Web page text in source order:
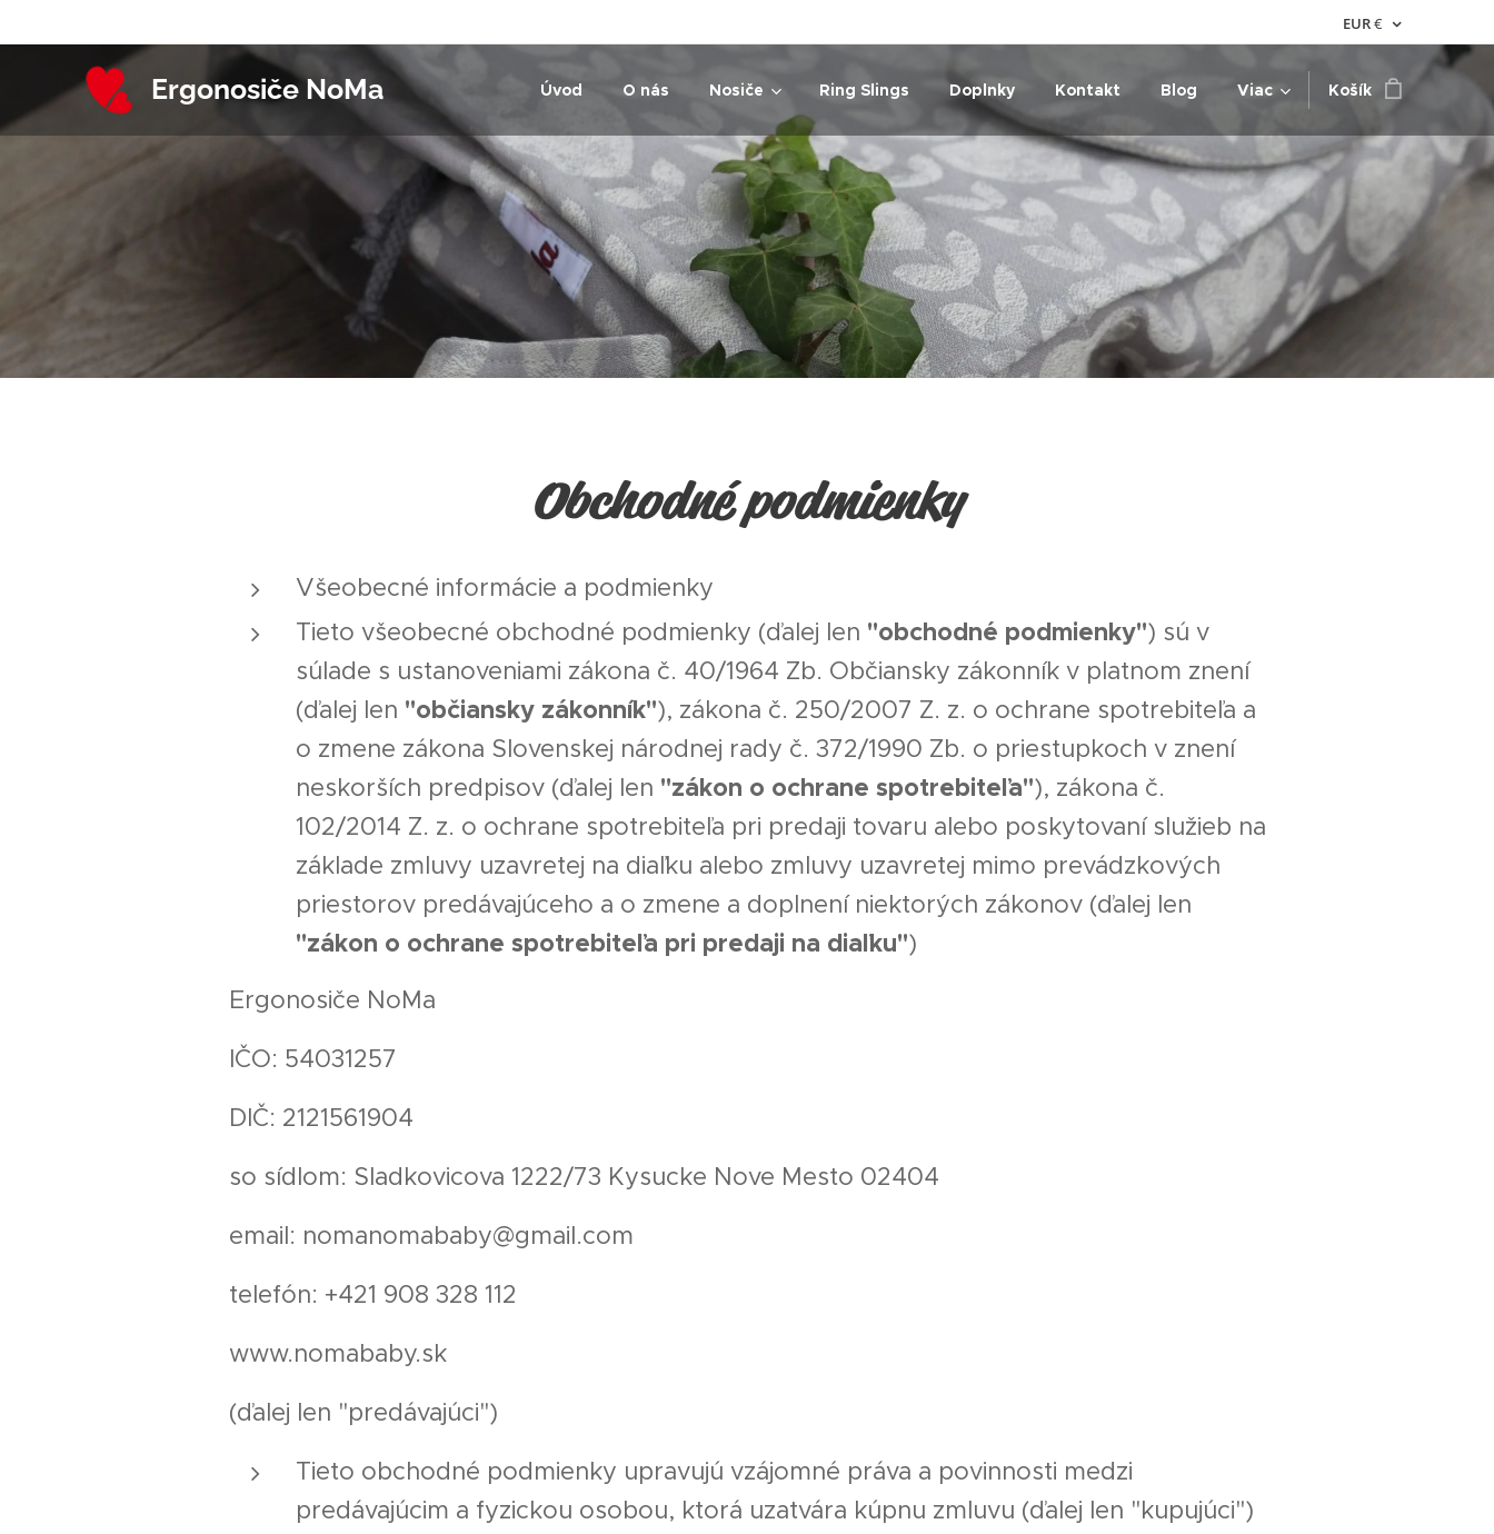
EUR€
Ergonosiče NoMa Úvod O nás Nosiče Ring Slings Doplnky Kontakt Blog Viac Košík
Obchodné podmienky
Všeobecné informácie a podmienky
Tieto všeobecné obchodné podmienky (ďalej len "obchodné podmienky") sú v
súlade s ustanoveniami zákona č. 40/1964 Zb. Občiansky zákonník v platnom znení
(ďalej len "občiansky zákonník"), zákona č. 250/2007 Z. z. o ochrane spotrebiteľa a
o zmene zákona Slovenskej národnej rady č. 372/1990 Zb. o priestupkoch v znení
neskorších predpisov (ďalej len "zákon o ochrane spotrebiteľa"), zákona č.
102/2014 Z. z. o ochrane spotrebiteľa pri predaji tovaru alebo poskytovaní služieb na
základe zmluvy uzavretej na diaľku alebo zmluvy uzavretej mimo prevádzkových
priestorov predávajúceho a o zmene a doplnení niektorých zákonov (ďalej len
"zákon o ochrane spotrebiteľa pri predaji na diaľku")
Ergonosiče NoMa
IČO: 54031257
DIČ: 2121561904
so sídlom: Sladkovicova 1222/73 Kysucke Nove Mesto 02404
email: nomanomababy@gmail.com
telefón: +421 908 328 112
www.nomababy.sk
(ďalej len "predávajúci")
Tieto obchodné podmienky upravujú vzájomné práva a povinnosti medzi
predávajúcim a fyzickou osobou, ktorá uzatvára kúpnu zmluvu (ďalej len "kupujúci")